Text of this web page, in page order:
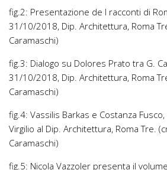
fig.2: Presentazione de I racconti di
31/10/2018, Dip. Architettura, Roma
Caramaschi)
fig.3: Dialogo su Dolores Prato tra G.
31/10/2018, Dip. Architettura, Roma
Caramaschi)
fig.4: Vassilis Barkas e Costanza
Virgilio al Dip. Architettura, Roma Tre.
Caramaschi)
fig.5: Nicola Vazzoler presenta il volume